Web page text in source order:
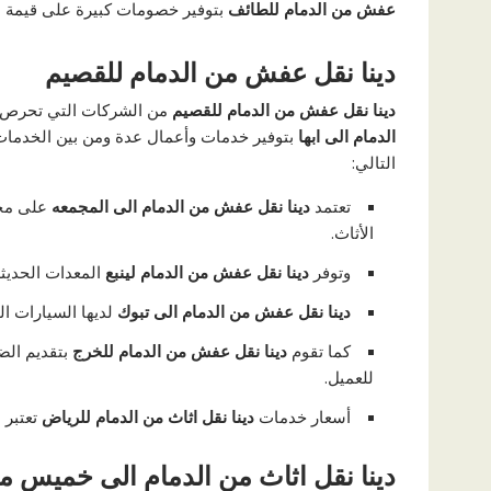
عفش من الدمام للطائف بتوفير خصومات كبيرة على قيمة
دينا نقل عفش من الدمام للقصيم
دينا نقل عفش من الدمام للقصيم من الشركات التي
الدمام الى ابها بتوفير خدمات وأعمال عدة ومن بين
التالي:
تعتمد دينا نقل عفش من الدمام الى المجمعه على
الأثاث.
وتوفر دينا نقل عفش من الدمام لينبع المعدات
دينا نقل عفش من الدمام الى تبوك لديها
كما تقوم دينا نقل عفش من الدمام للخرج بتقديم
للعميل.
أسعار خدمات دينا نقل اثاث من الدمام للرياض
دينا نقل اثاث من الدمام الى